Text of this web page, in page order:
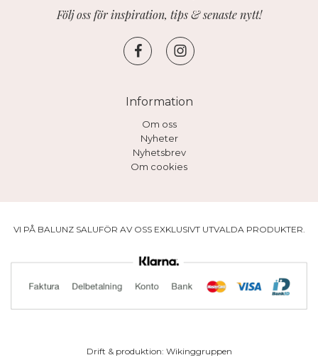
Följ oss för inspiration, tips & senaste nytt!
Information
Om oss
Nyheter
Nyhetsbrev
Om cookies
VI PÅ BALUNZ SALUFÖR AV OSS EXKLUSIVT UTVALDA PRODUKTER.
Drift & produktion: Wikinggruppen